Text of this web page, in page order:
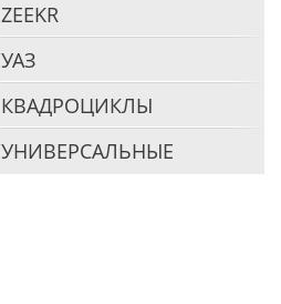
ZEEKR
УАЗ
КВАДРОЦИКЛЫ
УНИВЕРСАЛЬНЫЕ